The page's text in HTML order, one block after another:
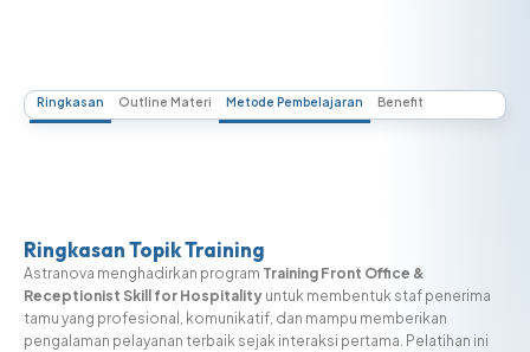
Ringkasan Outline Materi Metode Pembelajaran Benefit
Ringkasan Topik Training
Astranova menghadirkan program Training Front Office &
Receptionist Skill for Hospitality untuk membentuk staf penerima
tamu yang profesional, komunikatif, dan mampu memberikan
pengalaman pelayanan terbaik sejak interaksi pertama. Pelatihan ini